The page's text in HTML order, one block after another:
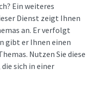
Ein weiteres
Dienst zeigt Ihnen
an. Er verfolgt
gibt er Ihnen einen
Nutzen Sie diese
sich in einer